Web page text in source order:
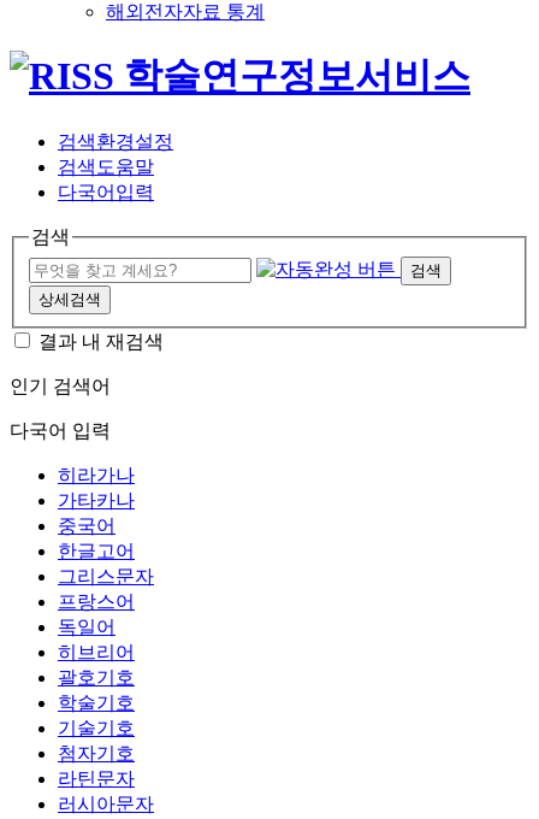
해외전자자료 통계
검색환경설정
검색도움말
다국어입력
검색
검색
상세검색
결과 내 재검색
인기 검색어
다국어 입력
히라가나
가타카나
중국어
한글고어
그리스문자
프랑스어
독일어
히브리어
괄호기호
학술기호
기술기호
첨자기호
라틴문자
러시아문자